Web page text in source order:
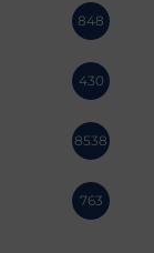
848
430
8538
763